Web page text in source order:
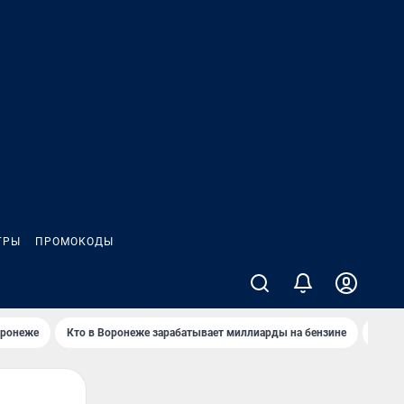
ПРОМОКОДЫ
Кто в Воронеже зарабатывает миллиарды на бензине